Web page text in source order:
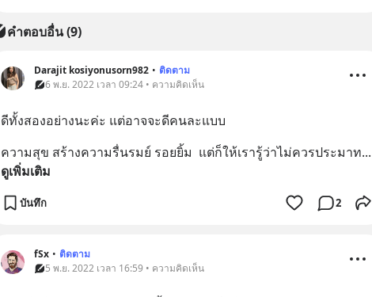
คำตอบอื่น(9)
Darajit kosiyonusorn982 • ติดตาม
6 พ.ย. 2022 เวลา 09:24 • ความคิดเห็น
ดีทั้งสองอย่างนะค่ะ แต่อาจจะดีคนละแบบ
ความสุข สร้างความรื่นรมย์ รอยยิ้ม  แต่ก็ให้เรารู้ว่าไม่ควรประมาท
ดูเพิ่มเติม
บันทึก 2
fSx • ติดตาม
5 พ.ย. 2022 เวลา 16:59 • ความคิดเห็น